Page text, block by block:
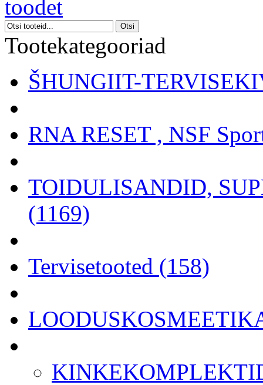
toodet
Tootekategooriad
ŠHUNGIIT-
RNA RESET , NSF
TOIDULISANDID,
(1169)
Tervisetooted (158)